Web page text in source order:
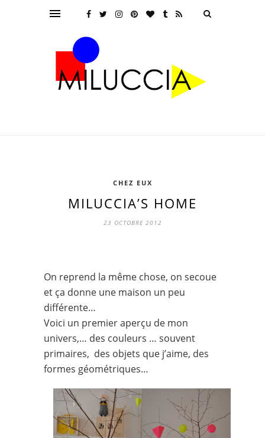
CHEZ EUX
MILUCCIA’S HOME
23 OCTOBRE 2012
On reprend la même chose, on secoue
et ça donne une maison un peu
différente…
Voici un premier aperçu de mon
univers,… des couleurs … souvent
primaires, des objets que j’aime, des
formes géométriques…